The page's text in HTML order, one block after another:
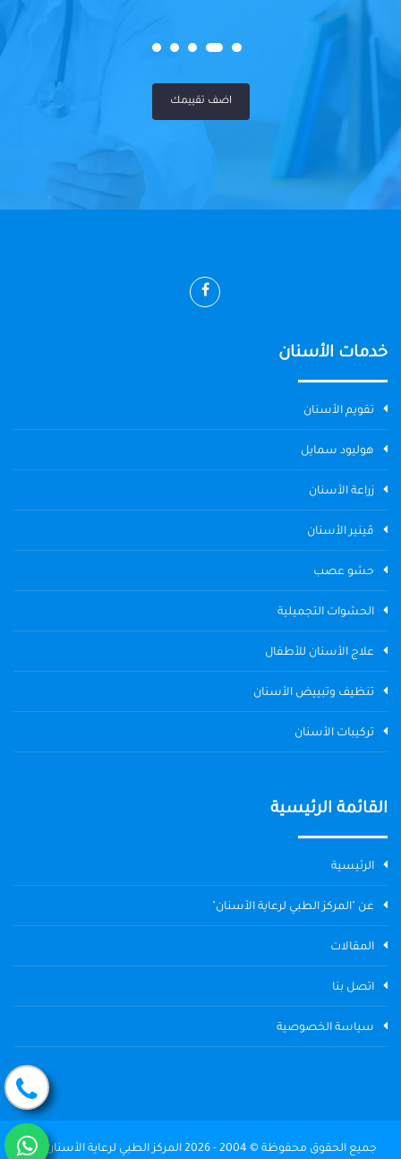
اضف تقييمك
خدمات الأسنان
تقويم الأسنان
هوليود سمايل
زراعة الأسنان
ڤينير الأسنان
حشو عصب
الحشوات التجميلية
علاج الأسنان للأطفال
تنظيف وتبييض الأسنان
تركيبات الأسنان
القائمة الرئيسية
الرئيسية
عن "المركز الطبي لرعاية الأسنان"
المقالات
اتصل بنا
سياسة الخصوصية
جميع الحقوق محفوظة © 2004 - 2026 المركز الطبي لرعاية الأسنان The